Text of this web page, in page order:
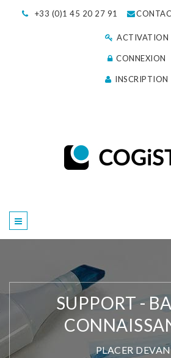
+33 (0)1 45 20 27 91
ACTIVATION
CONNEXION
INSCRIPTION
SUPPORT -
PLACER